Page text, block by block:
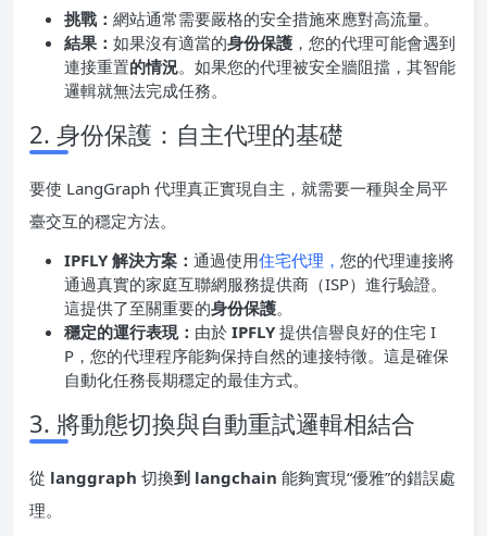
挑戰： 網站通常需要嚴格的安全措施來應對高流量。
結果： 如果沒有適當的身份保護 ，您的代理可能會遇到
連接重置的情況。如果您的代理被安全牆阻擋，其智能
邏輯就無法完成任務。
2. 身份保護：自主代理的基礎
要使 LangGraph 代理真正實現自主，就需要一種與全局平
臺交互的穩定方法。
IPFLY 解決方案： 通過使用住宅代理， 您的代理連接將
通過真實的家庭互聯網服務提供商（ISP）進行驗證。
這提供了至關重要的身份保護。
穩定的運行表現： 由於 IPFLY 提供信譽良好的住宅 I
P，您的代理程序能夠保持自然的連接特徵。這是確保
自動化任務長期穩定的最佳方式。
3. 將動態切換與自動重試邏輯相結合
從 langgraph 切換到 langchain 能夠實現“優雅”的錯誤處
理。